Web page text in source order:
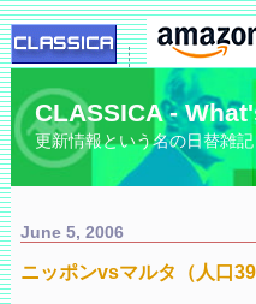
CLASSICA -
更新情報という名の日替雑記
June 5, 2006
ニッポンvsマルタ（人口39